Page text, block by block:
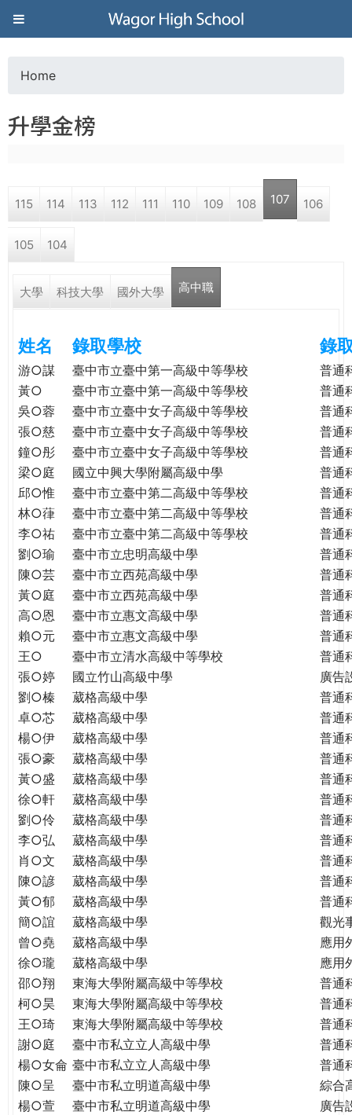
Jump to navigation
葳
格
高
學
格。
民。
WAGOR
TODAY
THE
WORLD
TOMORROW
PUTTING
YOU
ON
THE
PATH
GLOBAL
CITIZENSHIP
o
a
r
e
e
r
e
Home
升學金榜
115 114 113 112 111 110 109 108 107 106
105 104
大學 科技大學 國外大學 高中職
姓名 錄取學校 錄
游○謀 臺中市立臺中第一高級中等學校
普通
黃○
臺中市立臺中第一高級中等學校
普通
吳○蓉
臺中市立臺中女子高級中等學校
普通
張○慈
臺中市立臺中女子高級中等學校
普通
鐘○彤
臺中市立臺中女子高級中等學校
普通
梁○庭
國立中興大學附屬高級中學
普通
邱○惟
臺中市立臺中第二高級中等學校
普通
林○葎
臺中市立臺中第二高級中等學校
普通
李○祐
臺中市立臺中第二高級中等學校
普通
劉○瑜
臺中市立忠明高級中學
普通
陳○芸
臺中市立西苑高級中學
普通
黃○庭
臺中市立西苑高級中學
普通
高○恩
臺中市立惠文高級中學
普通
賴○元
臺中市立惠文高級中學
普通
王○
臺中市立清水高級中等學校
普通
張○婷
國立竹山高級中學
廣告
劉○榛
葳格高級中學
普通
卓○芯
葳格高級中學
普通
楊○伊
葳格高級中學
普通
張○豪
葳格高級中學
普通
黃○盛
葳格高級中學
普通
徐○軒
葳格高級中學
普通
劉○伶
葳格高級中學
普通
李○弘
葳格高級中學
普通
肖○文
葳格高級中學
普通
陳○諺
葳格高級中學
普通
黃○郁
葳格高級中學
普通
簡○誼
葳格高級中學
觀光
曾○堯
葳格高級中學
應用
徐○瓏
葳格高級中學
應用
邵○翔
東海大學附屬高級中等學校
普通
柯○昊
東海大學附屬高級中等學校
普通
王○琦
東海大學附屬高級中等學校
普通
謝○庭
臺中市私立立人高級中學
普通
楊○女侖 臺中市私立立人高級中學
普通
陳○呈
臺中市私立明道高級中學
綜合
楊○萱
臺中市私立明道高級中學
廣告